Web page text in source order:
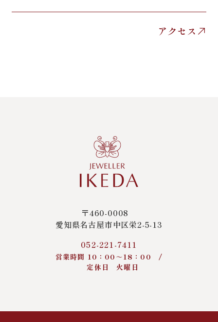
アクセス
〒460-0008
愛知県名古屋市中区栄2-5-13
052-221-7411
営業時間 10：00～18：00 /
定休日 火曜日